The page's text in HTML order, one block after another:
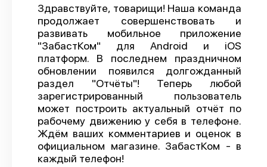
О проекте
Политика конфиденциальности
Здравствуйте, товарищи! Наша команда
продолжает совершенствовать и
развивать мобильное приложение
"ЗабастКом" для Android и iOS
платформ. В последнем праздничном
обновлении появился долгожданный
раздел "Отчёты"! Теперь любой
зарегистрированный пользователь
может построить актуальный отчёт по
рабочему движению у себя в телефоне.
Ждём ваших комментариев и оценок в
официальном магазине. ЗабастКом - в
каждый телефон!